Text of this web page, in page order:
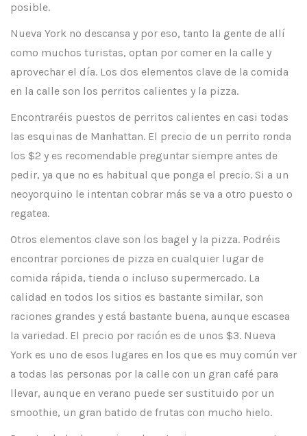
posible.
Nueva York no descansa y por eso, tanto la gente de allí
como muchos turistas, optan por comer en la calle y
aprovechar el día. Los dos elementos clave de la comida
en la calle son los perritos calientes y la pizza.
Encontraréis puestos de perritos calientes en casi todas
las esquinas de Manhattan. El precio de un perrito ronda
los $2 y es recomendable preguntar siempre antes de
pedir, ya que no es habitual que ponga el precio. Si a un
neoyorquino le intentan cobrar más se va a otro puesto o
regatea.
Otros elementos clave son los bagel y la pizza. Podréis
encontrar porciones de pizza en cualquier lugar de
comida rápida, tienda o incluso supermercado. La
calidad en todos los sitios es bastante similar, son
raciones grandes y está bastante buena, aunque escasea
la variedad. El precio por ración es de unos $3. Nueva
York es uno de esos lugares en los que es muy común ver
a todas las personas por la calle con un gran café para
llevar, aunque en verano puede ser sustituido por un
smoothie, un gran batido de frutas con mucho hielo.